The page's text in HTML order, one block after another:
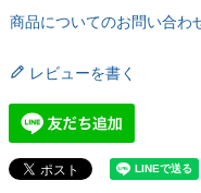
商品についてのお問い合わ
レビューを書く